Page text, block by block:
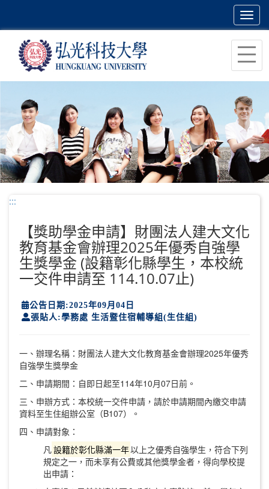
主
容
區
塊
:::
【獎助學金申請】財團法人建大文化
教育基金會辦理2025年優秀自強學
生獎學金 (設籍彰化縣學生，本校統
一交件申請至 114.10.07止)
公告日期:2025年09月04日
張貼人:學務處 生活暨住宿輔導組(生住組)
一、辦理名稱：財團法人建大文化教育基金會辦理2025年優秀
自強學生獎學金
二、申請期間：自即日起至114年10月07日前。
三、申辦方式：本校統一交件申請，請於申請期間內繳交申請
資料至生住組辦公室（B107）。
四、申請對象：
凡設籍於彰化縣滿一年以上之優秀自強學生，符合下列
規定之一，而未享有公費或其他獎學金者，得向學校提
出申請：